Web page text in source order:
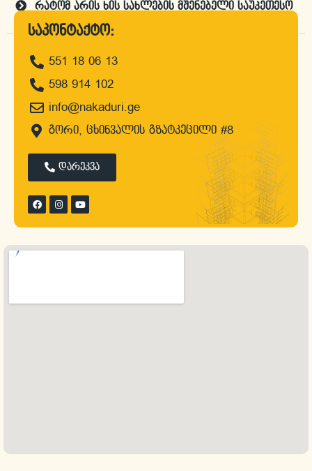
რატომ არის ხის სახლების მშენებელი საუკეთესო
დროა, შეუკვეთო პროექტი
საკონტაქტო:
551 18 06 13
598 914 102
info@nakaduri.ge
გორი, ცხინვალის გზატკეცილი #8
დარეკვა